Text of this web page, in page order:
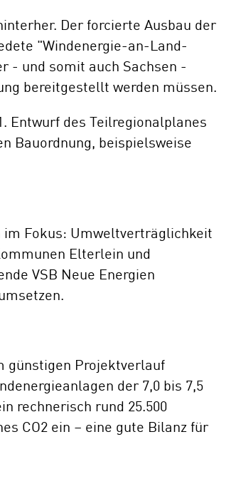
Der forcierte Ausbau der
"Windenergie-an-Land-
- und somit auch Sachsen -
bereitgestellt werden müssen.
Entwurf des Teilregionalplanes
Bauordnung, beispielsweise
Fokus: Umweltverträglichkeit
Elterlein und
VSB Neue Energien
günstigen Projektverlauf
der 7,0 bis 7,5
rechnerisch rund 25.500
CO2 ein – eine gute Bilanz für